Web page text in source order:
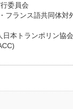
委員会
フランス語共同体対
本トランポリン協会